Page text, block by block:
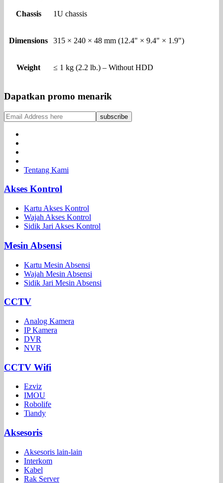
Chassis 1U chassis
Dimensions 315 × 240 × 48 mm (12.4" × 9.4" × 1.9")
Weight ≤ 1 kg (2.2 lb.) – Without HDD
Dapatkan promo menarik
Tentang Kami
Akses Kontrol
Kartu Akses Kontrol
Wajah Akses Kontrol
Sidik Jari Akses Kontrol
Mesin Absensi
Kartu Mesin Absensi
Wajah Mesin Absensi
Sidik Jari Mesin Absensi
CCTV
Analog Kamera
IP Kamera
DVR
NVR
CCTV Wifi
Ezviz
IMOU
Robolife
Tiandy
Aksesoris
Aksesoris lain-lain
Interkom
Kabel
Rak Server